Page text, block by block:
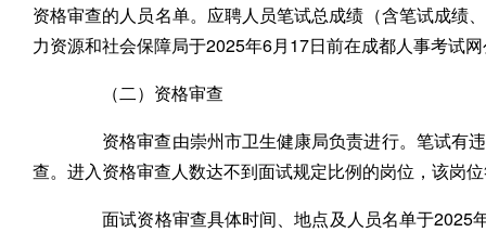
资格审查的人员名单。应聘人员笔试总成绩（含笔试成绩
力资源和社会保障局于2025年6月17日前在成都人事考试
（二）资格审查
资格审查由崇州市卫生健康局负责进行。笔试有
查。进入资格审查人数达不到面试规定比例的岗位，该岗
面试资格审查具体时间、地点及人员名单于2025